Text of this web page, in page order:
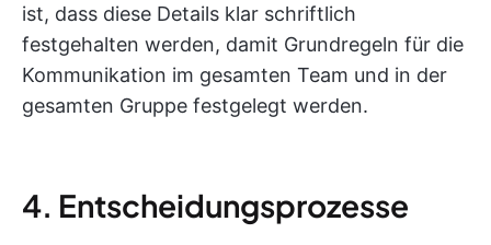
ist, dass diese Details klar schriftlich
festgehalten werden, damit Grundregeln für die
Kommunikation im gesamten Team und in der
gesamten Gruppe festgelegt werden.
4. Entscheidungsprozesse